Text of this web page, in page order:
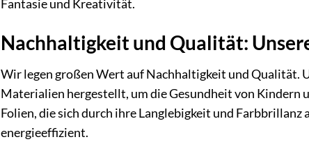
Fantasie und Kreativität.
Nachhaltigkeit und Qualität:
Wir legen großen Wert auf Nachhaltigkeit und Qualität.
Materialien hergestellt, um die Gesundheit von Kindern
Folien, die sich durch ihre Langlebigkeit und
energieeffizient.